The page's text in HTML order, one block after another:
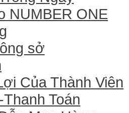
NUMBER ONE
sở
Của Thành Viên
Toán